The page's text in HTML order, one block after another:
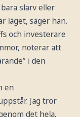
slarv eller
läget, säger han.
och investerare
noterar att
i den
en
Jag tror
det hela.